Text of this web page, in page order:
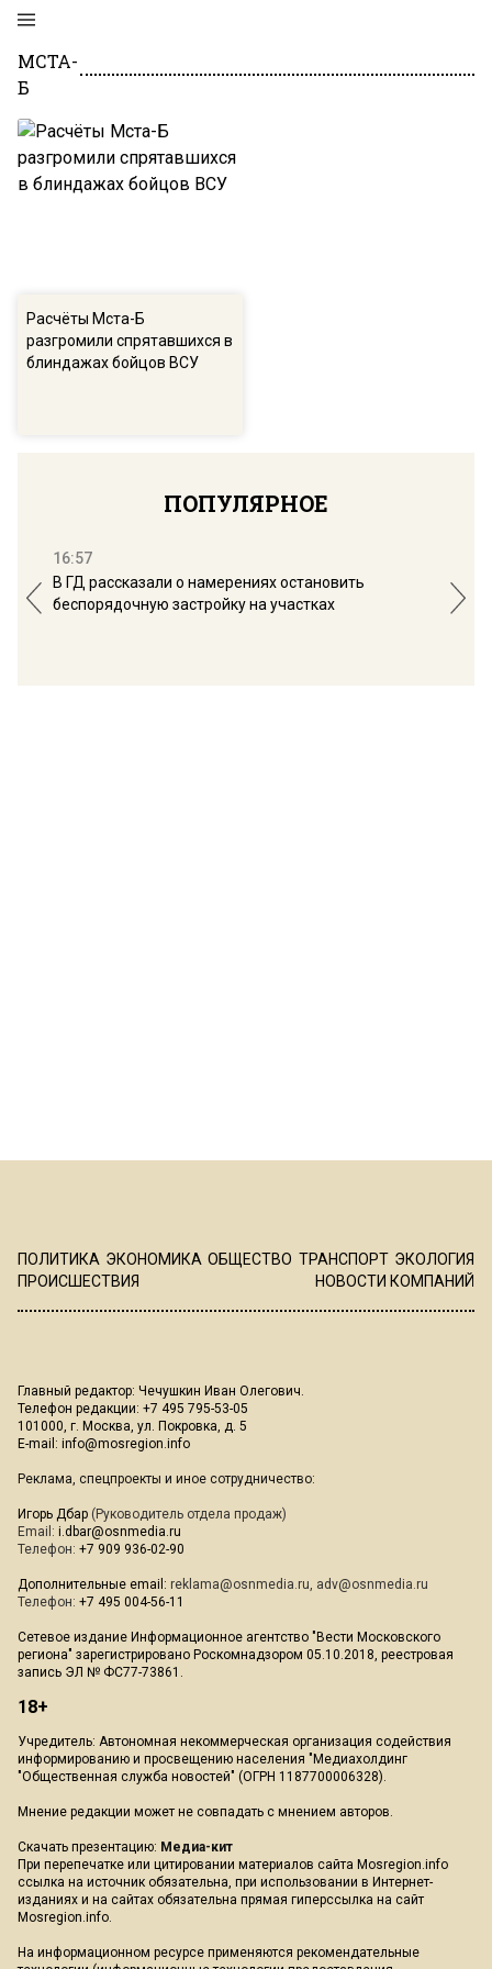
МСТА-
Б
Расчёты Мста-Б
разгромили спрятавшихся в
блиндажах бойцов ВСУ
ПОПУЛЯРНОЕ
16:57
В ГД рассказали о намерениях остановить
беспорядочную застройку на участках
ПОЛИТИКА ЭКОНОМИКА ОБЩЕСТВО ТРАНСПОРТ ЭКОЛОГИЯ
ПРОИСШЕСТВИЯ
НОВОСТИ КОМПАНИЙ
Главный редактор: Чечушкин Иван Олегович.
Телефон редакции: +7 495 795-53-05
101000, г. Москва, ул. Покровка, д. 5
E-mail: info@mosregion.info
Реклама, спецпроекты и иное сотрудничество:
Игорь Дбар (Руководитель отдела продаж)
Email: i.dbar@osnmedia.ru
Телефон: +7 909 936-02-90
Дополнительные email: reklama@osnmedia.ru, adv@osnmedia.ru
Телефон: +7 495 004-56-11
Сетевое издание Информационное агентство "Вести Московского
региона" зарегистрировано Роскомнадзором 05.10.2018, реестровая
запись ЭЛ № ФС77-73861.
18+
Учредитель: Автономная некоммерческая организация содействия
информированию и просвещению населения "Медиахолдинг
"Общественная служба новостей" (ОГРН 1187700006328).
Мнение редакции может не совпадать с мнением авторов.
Скачать презентацию: Медиа-кит
При перепечатке или цитировании материалов сайта Mosregion.info
ссылка на источник обязательна, при использовании в Интернет-
изданиях и на сайтах обязательна прямая гиперссылка на сайт
Mosregion.info.
На информационном ресурсе применяются рекомендательные